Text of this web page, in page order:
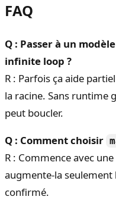
FAQ
Q : Passer à un
infinite loop ?
R : Parfois ça aide
la racine. Sans runtime
peut boucler.
Q : Comment choisir
R : Commence avec
augmente-la
confirmé.